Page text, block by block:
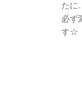
たに
必ず
す☆